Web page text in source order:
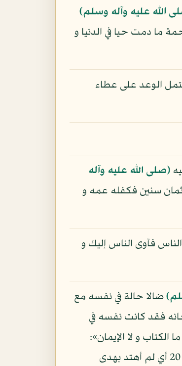
الله عليه وآله وسلم)
ما دمت حيا في الدنيا و
الوعد على عطاء
(صلى الله عليه وآله
سنين فكفله عمه و
فآوى الناس إليك و
ضالا حالة في نفسه مع
فقد كانت نفسه في
و لا الإيمان»:
الشورى: 52، و من هذا الباب قول موسى على ما حكى الله عنه: «فعلتها إذا و أنا من الضالين»: الشعراء: 20 أي لم أهتد بهدى